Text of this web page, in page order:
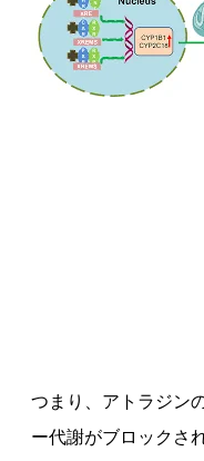
つまり、アトラジン
ー代謝がブロックさ